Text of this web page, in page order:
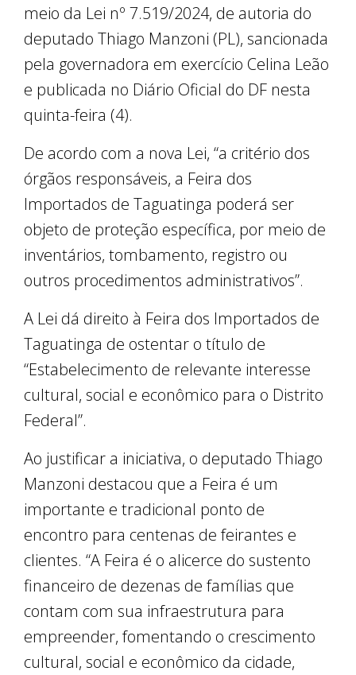
meio da Lei nº 7.519/2024, de autoria do
deputado Thiago Manzoni (PL), sancionada
pela governadora em exercício Celina Leão
e publicada no Diário Oficial do DF nesta
quinta-feira (4).
De acordo com a nova Lei, “a critério dos
órgãos responsáveis, a Feira dos
Importados de Taguatinga poderá ser
objeto de proteção específica, por meio de
inventários, tombamento, registro ou
outros procedimentos administrativos”.
A Lei dá direito à Feira dos Importados de
Taguatinga de ostentar o título de
“Estabelecimento de relevante interesse
cultural, social e econômico para o Distrito
Federal”.
Ao justificar a iniciativa, o deputado Thiago
Manzoni destacou que a Feira é um
importante e tradicional ponto de
encontro para centenas de feirantes e
clientes. “A Feira é o alicerce do sustento
financeiro de dezenas de famílias que
contam com sua infraestrutura para
empreender, fomentando o crescimento
cultural, social e econômico da cidade,